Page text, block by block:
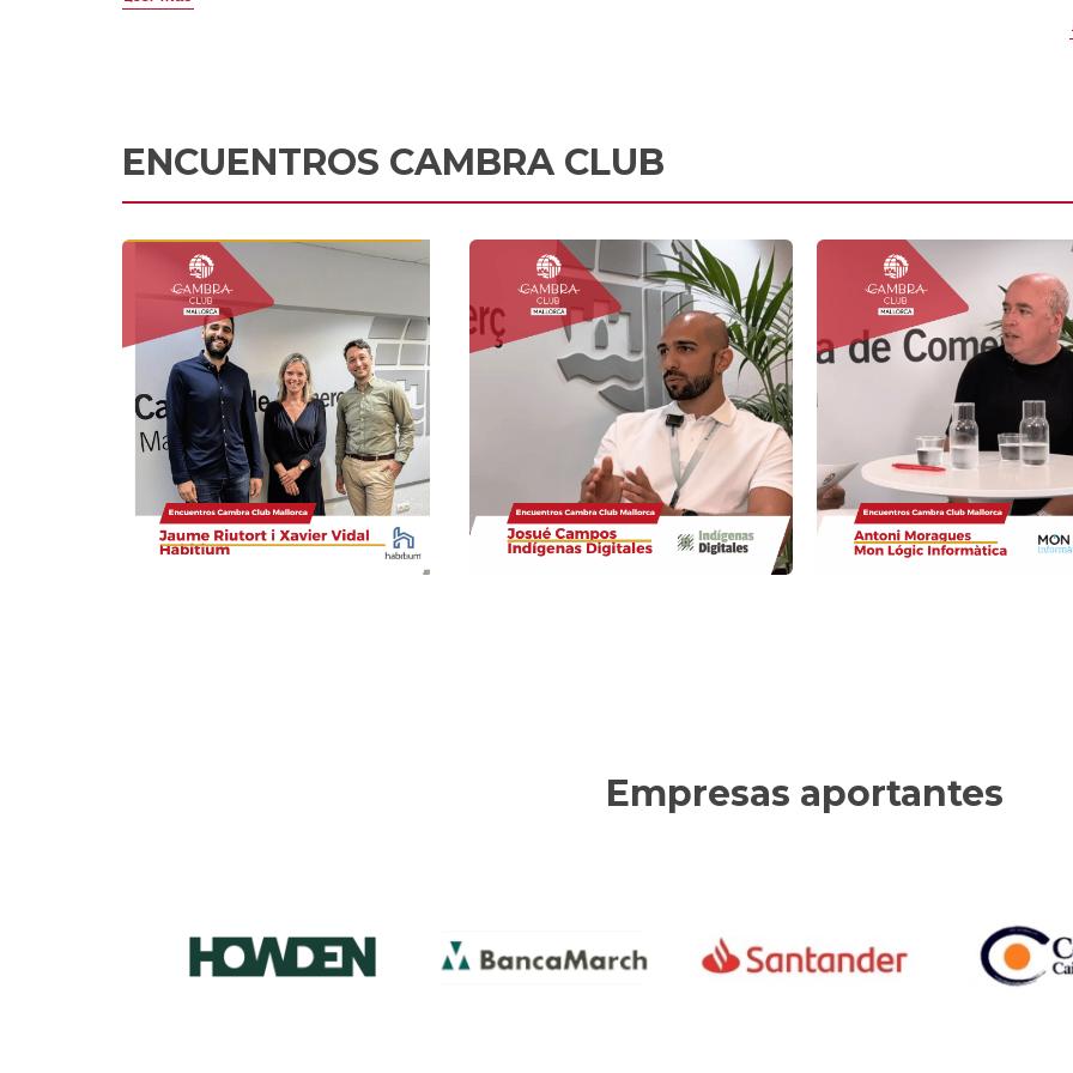
ENCUENTROS CAMBRA CLUB
Habítium
Empresa líder en decoración,
reformas y mobiliario online. Ha
sabido innovar en un sector
tradicional, consolidando un
crecimiento sostenible.
Ver la entrevista
Indígenas Digitales
Empresa mallorquina que acompaña
de forma cercana a las pymes en su
proceso de transformación digital
Ver la entrevista
Món Lògic
Ayuda a las pymes a acceder a
mismas soluciones IT y
ciberseguridad que las
Ver la entrevista
Empresas aportantes